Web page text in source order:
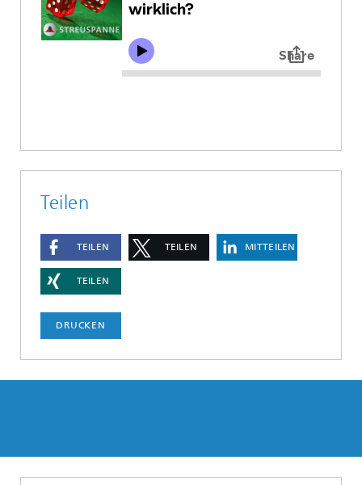
Teilen
TEILEN TEILEN MITTEILEN
TEILEN
DRUCKEN